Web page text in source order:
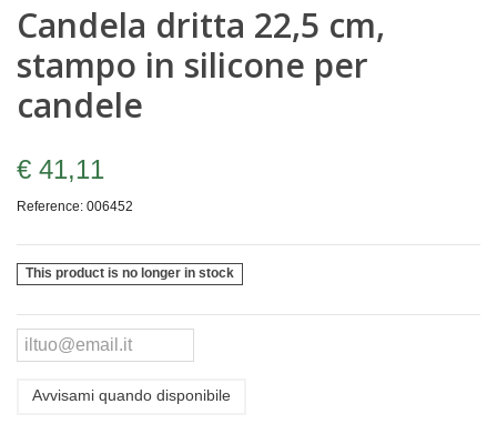
Candela dritta 22,5 cm,
stampo in silicone per
candele
€ 41,11
Reference: 006452
This product is no longer in stock
Avvisami quando disponibile